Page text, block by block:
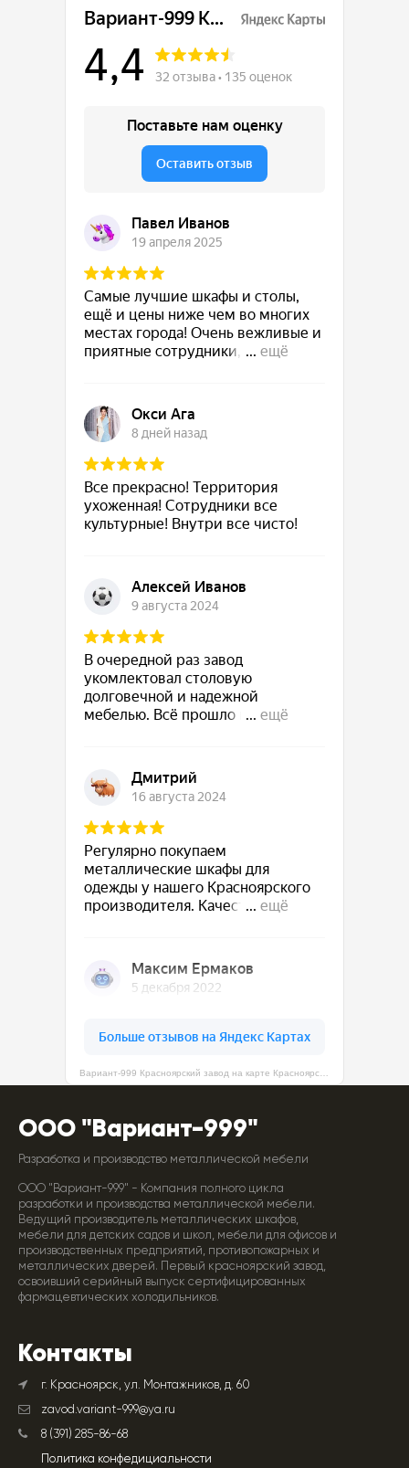
ООО "Вариант-999"
Разработка и производство металлической мебели
ООО "Вариант-999" - Компания полного цикла
разработки и производства металлической мебели.
Ведущий производитель металлических шкафов,
мебели для детских садов и школ, мебели для офисов и
производственных предприятий, противопожарных и
металлических дверей. Первый красноярский завод,
освоивший серийный выпуск сертифицированных
фармацевтических холодильников.
Контакты
г. Красноярск, ул. Монтажников, д. 60
zavod.variant-999@ya.ru
8 (391) 285-86-68
Политика конфедициальности